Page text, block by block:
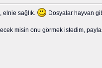
elnie sağlık. Dosyalar hayvan
misin onu görmek istedim,